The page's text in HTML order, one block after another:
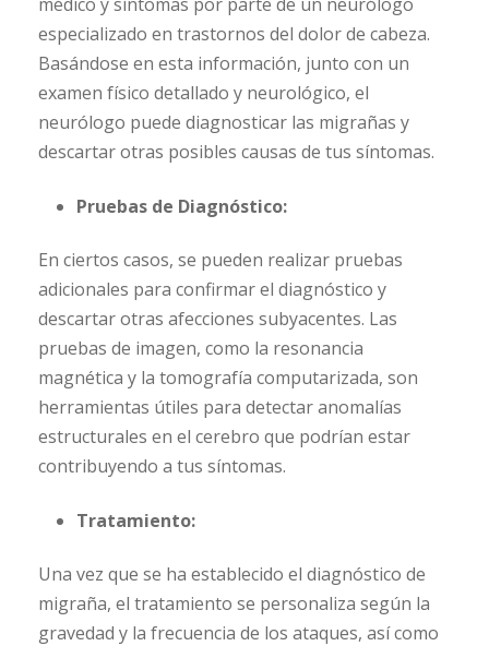
especializado en trastornos del dolor de cabeza.
Basándose en esta información, junto con un
examen físico detallado y neurológico, el
neurólogo puede diagnosticar las migrañas y
descartar otras posibles causas de tus síntomas.
Pruebas de Diagnóstico:
En ciertos casos, se pueden realizar pruebas
adicionales para confirmar el diagnóstico y
descartar otras afecciones subyacentes. Las
pruebas de imagen, como la resonancia
magnética y la tomografía computarizada, son
herramientas útiles para detectar anomalías
estructurales en el cerebro que podrían estar
contribuyendo a tus síntomas.
Tratamiento:
Una vez que se ha establecido el diagnóstico de
migraña, el tratamiento se personaliza según la
gravedad y la frecuencia de los ataques, así como